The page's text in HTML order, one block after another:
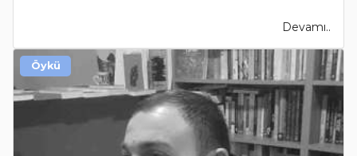
Devamı..
Öykü